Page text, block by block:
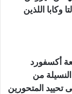
وكابا اللذين
أكسفورد
من
تحييد المتحورين